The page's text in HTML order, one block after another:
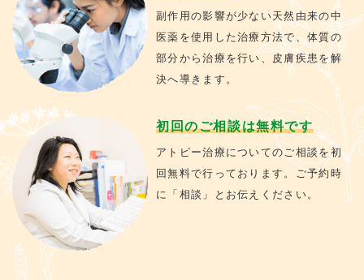
副作用の影響が少ない天然由来の中
医薬を使用した治療方法で、体質の
部分から治療を行い、皮膚疾患を解
決へ導きます。
初回のご相談は無料です
アトピー治療についてのご相談を初
回無料で行っております。ご予約時
に「相談」とお伝えください。